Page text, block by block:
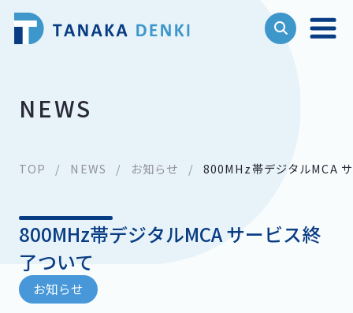
NEWS
TOP NEWS お知らせ 800MHz帯デジタルMCA
800MHz帯デジタルMCA サービス終
了ついて
お知らせ